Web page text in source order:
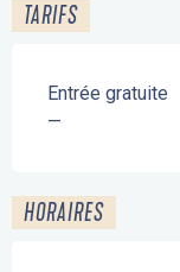
TARIFS
Entrée gratuite
—
HORAIRES